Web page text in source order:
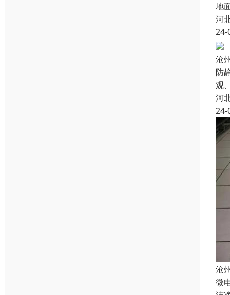
地
河
24-
沧
防
观
河
24-
沧
微